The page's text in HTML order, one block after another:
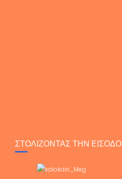
ΣΤΟΛΙΖΟΝΤΑΣ ΤΗΝ ΕΙΣΟΔΟ